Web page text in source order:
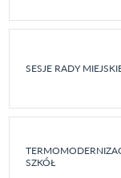
SESJE RADY
SZKÓŁ